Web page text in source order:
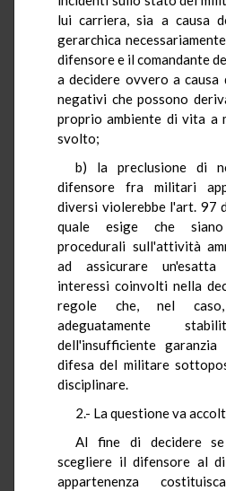
lui carriera, sia a causa
gerarchica
difensore e il comandante
a decidere ovvero a causa
negativi che possono
proprio ambiente di vita a
svolto;
b) la preclusione di
difensore fra militari
diversi violerebbe l'art. 97
quale esige che
procedurali sull'attività
ad assicurare
interessi coinvolti nella
regole che, nel
adeguatamente
dell'insufficiente
difesa del militare
disciplinare.
2.- La questione va
Al fine di decidere
scegliere il difensore al
appartenenza